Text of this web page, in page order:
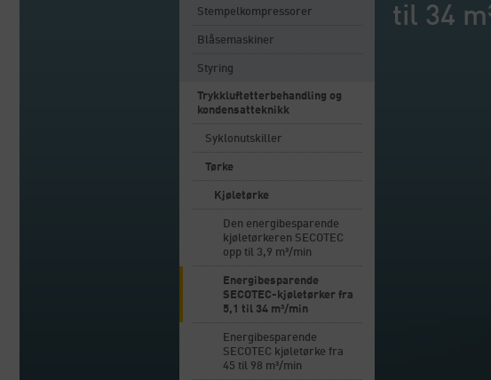
til 34
Stempelkompressorer
Blåsemaskiner
Styring
Trykkluftetterbehandling og
kondensatteknikk
Syklonutskiller
Tørke
Kjøletørke
Den energibesparende
kjøletørkeren SECOTEC
opp til 3,9 m³/min
Energibesparende
SECOTEC-kjøletørker fra
5,1 til 34 m³/min
Energibesparende
SECOTEC kjøletørke fra
45 til 98 m³/min